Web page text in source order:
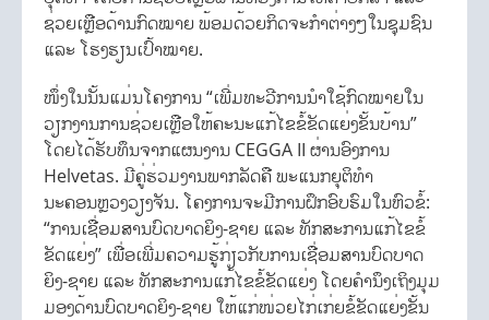
ຊ່ວຍເຫຼືອດ້ານກົດໝາຍ ພ້ອມດ້ວຍກິດຈະກຳຕ່າງໆໃນຊຸມຊົນ
ແລະ ໂຮງຮຽນເປົ້າໝາຍ.
ໜຶ່ງໃນນັ້ນແມ່ນໂຄງການ “ເພີ່ມທະວີການນຳໃຊ້ກົດໝາຍໃນ
ວຽກງານການຊ່ວຍເຫຼືອໃຫ້ຄະນະແກ້ໄຂຂໍ້ຂັດແຍ່ງຂັ້ນບ້ານ”
ໂດຍໄດ້ຮັບທຶນຈາກແຜນງານ CEGGA II ຜ່ານອົງການ
Helvetas. ມີຄູ່ຮ່ວມງານພາກລັດຄື ພະແນກຍຸຕິທຳ
ນະຄອນຫຼວງວຽງຈັນ. ໂຄງການຈະມີການຝຶກອົບຮົມໃນຫົວຂໍ້:
“ການເຊື່ອມສານບົດບາດຍິງ-ຊາຍ ແລະ ທັກສະການແກ້ໄຂຂໍ້
ຂັດແຍ່ງ” ເພື່ອເພີ່ມຄວາມຮູ້ກ່ຽວກັບການເຊື່ອມສານບົດບາດ
ຍິງ-ຊາຍ ແລະ ທັກສະການແກ້ໄຂຂໍ້ຂັດແຍ່ງ ໂດຍຄຳນຶງເຖິງມຸມ
ມອງດ້ານບົດບາດຍິງ-ຊາຍ ໃຫ້ແກ່ໜ່ວຍໄກ່ເກ່ຍຂໍ້ຂັດແຍ່ງຂັ້ນ